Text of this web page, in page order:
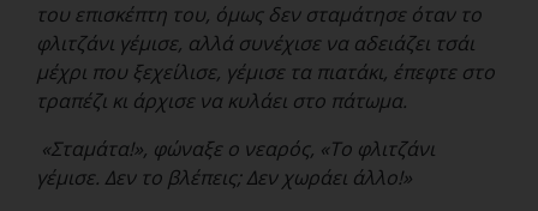
του επισκέπτη του, όμως δεν σταμάτησε όταν το
φλιτζάνι γέμισε, αλλά συνέχισε να αδειάζει τσάι
μέχρι που ξεχείλισε, γέμισε τα πιατάκι, έπεφτε στο
τραπέζι κι άρχισε να κυλάει στο πάτωμα.
«Σταμάτα!», φώναξε ο νεαρός, «Το φλιτζάνι
γέμισε. Δεν το βλέπεις; Δεν χωράει άλλο!»